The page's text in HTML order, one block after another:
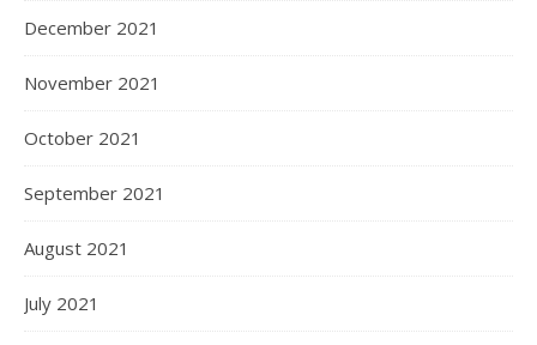
December 2021
November 2021
October 2021
September 2021
August 2021
July 2021